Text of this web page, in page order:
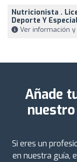
Nutricionista .
Deporte Y
Ver información
Añade
Si eres un
en nuestra guía,